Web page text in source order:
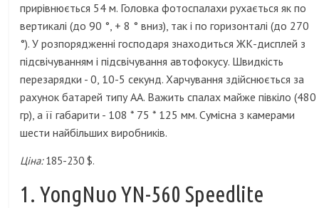
прирівнюється 54 м. Головка фотоспалахи рухається як по
вертикалі (до 90 °, + 8 ° вниз), так і по горизонталі (до 270
°). У розпорядженні господаря знаходиться ЖК-дисплей з
підсвічуванням і підсвічування автофокусу. Швидкість
перезарядки - 0, 10-5 секунд. Харчування здійснюється за
рахунок батарей типу АА. Важить спалах майже півкіло (480
гр), а її габарити - 108 * 75 * 125 мм. Сумісна з камерами
шести найбільших виробників.
Ціна:185-230 $.
1. YongNuo YN-560 Speedlite